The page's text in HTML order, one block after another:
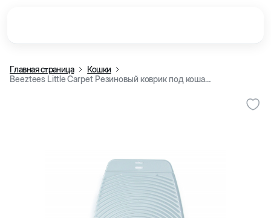
Главная страница
Кошки
Beeztees Little Carpet Резиновый коврик под кошачий лоток, серый, 38x35 см